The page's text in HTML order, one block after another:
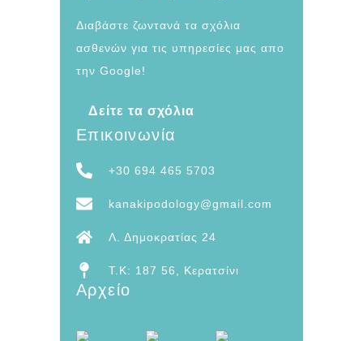
Διαβάστε ζωντανά τα σχόλια
ασθενών για τις υπηρεσίες μας απο
την Google!
Δείτε τα σχόλια
Επικοινωνία
+30 694 465 5703
kanakipodology@gmail.com
Λ. Δημοκρατίας 24
T.K: 187 56, Κερατσίνι
Αρχείο